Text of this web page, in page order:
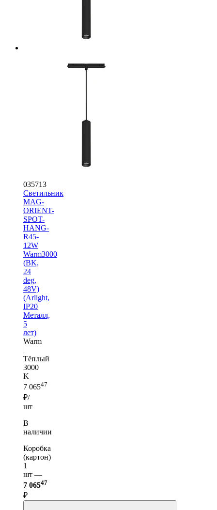
035713
Светильник
MAG-
ORIENT-
SPOT-
HANG-
R45-
12W
Warm3000
(BK,
24
deg,
48V)
(Arlight,
IP20
Металл,
5
лет)
Warm
|
Тёплый
3000
K
7 06547
₽/
шт
В
наличии
Коробка
(картон)
1
шт —
7 06547
₽